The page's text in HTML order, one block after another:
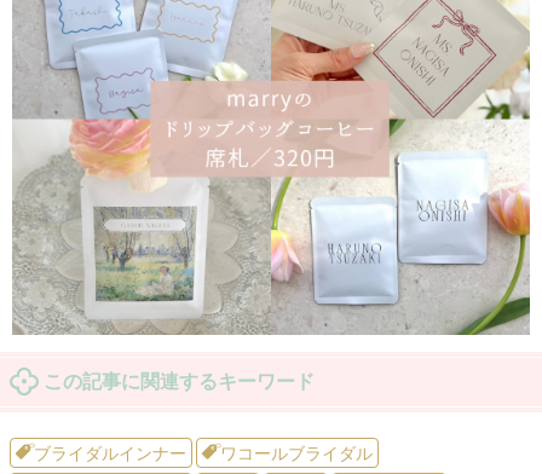
この記事に関連するキーワード
ブライダルインナー
ワコールブライダル